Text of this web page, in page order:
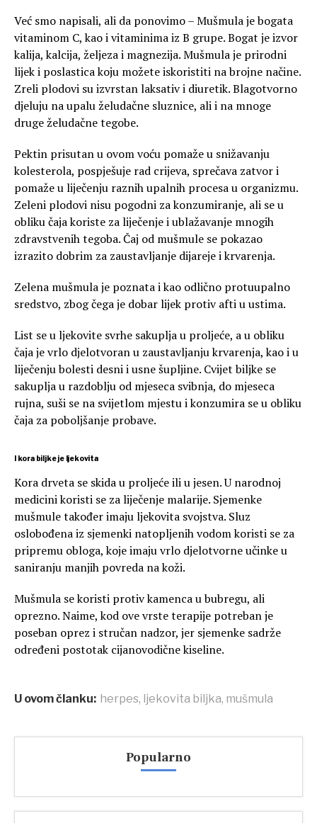
Već smo napisali, ali da ponovimo – Mušmula je bogata
vitaminom C, kao i vitaminima iz B grupe. Bogat je izvor
kalija, kalcija, željeza i magnezija. Mušmula je prirodni
lijek i poslastica koju možete iskoristiti na brojne načine.
Zreli plodovi su izvrstan laksativ i diuretik. Blagotvorno
djeluju na upalu želudačne sluznice, ali i na mnoge
druge želudačne tegobe.
Pektin prisutan u ovom voću pomaže u snižavanju
kolesterola, pospješuje rad crijeva, sprečava zatvor i
pomaže u liječenju raznih upalnih procesa u organizmu.
Zeleni plodovi nisu pogodni za konzumiranje, ali se u
obliku čaja koriste za liječenje i ublažavanje mnogih
zdravstvenih tegoba. Čaj od mušmule se pokazao
izrazito dobrim za zaustavljanje dijareje i krvarenja.
Zelena mušmula je poznata i kao odlično protuupalno
sredstvo, zbog čega je dobar lijek protiv afti u ustima.
List se u ljekovite svrhe sakuplja u proljeće, a u obliku
čaja je vrlo djelotvoran u zaustavljanju krvarenja, kao i u
liječenju bolesti desni i usne šupljine. Cvijet biljke se
sakuplja u razdoblju od mjeseca svibnja, do mjeseca
rujna, suši se na svijetlom mjestu i konzumira se u obliku
čaja za poboljšanje probave.
I kora biljke je ljekovita
Kora drveta se skida u proljeće ili u jesen. U narodnoj
medicini koristi se za liječenje malarije. Sjemenke
mušmule također imaju ljekovita svojstva. Sluz
oslobođena iz sjemenki natopljenih vodom koristi se za
pripremu obloga, koje imaju vrlo djelotvorne učinke u
saniranju manjih povreda na koži.
Mušmula se koristi protiv kamenca u bubregu, ali
oprezno. Naime, kod ove vrste terapije potreban je
poseban oprez i stručan nadzor, jer sjemenke sadrže
određeni postotak cijanovodične kiseline.
U ovom članku: herpes, ljekovita biljka, mušmula
Popularno